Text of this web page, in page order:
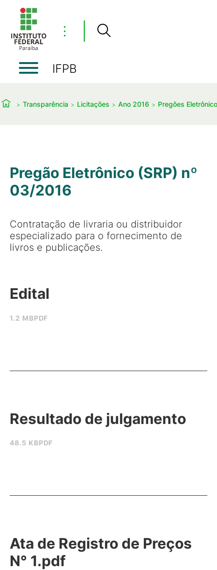
⋮
IFPB
Transparência Licitações Ano 2016 Pregões
Pregão Eletrônico (SRP) nº
03/2016
Contratação de livraria ou distribuidor
especializado para o fornecimento de
livros e publicações.
1.2 MBPDF
Edital
48.5 KBPDF
Resultado de julgamento
Ata de Registro de Preços
N° 1.pdf